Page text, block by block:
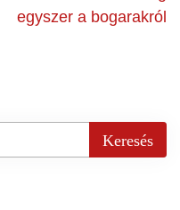
egyszer a bogarakról